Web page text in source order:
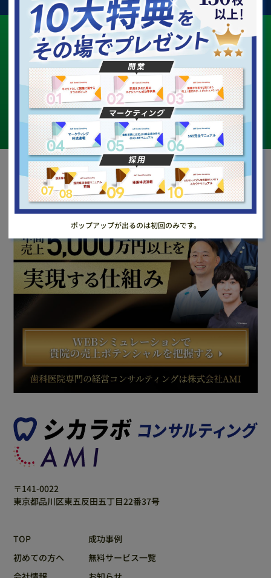
ポップアップが出るのは初回のみです。
LINE
まずはLINEで無料相談
友だち登録
〒141-0022
東京都品川区東五反田五丁目22番37号
TOP
成功事例
初めての方へ
無料サービス一覧